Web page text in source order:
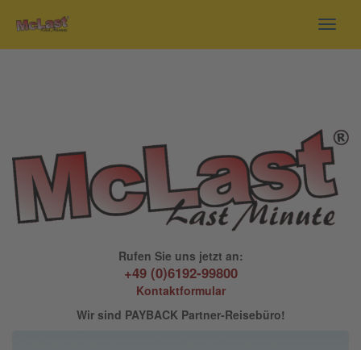
Rufen Sie uns jetzt an:
+49 (0)6192-99800
Kontaktformular
Wir sind PAYBACK Partner-Reisebüro!